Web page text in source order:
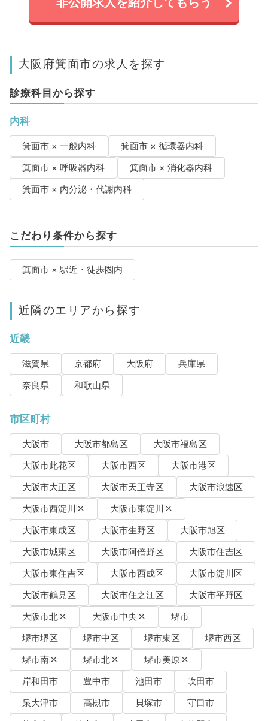
大阪府箕面市の求人を探す
診療科目から探す
内科
箕面市 × 一般内科
箕面市 × 循環器内科
箕面市 × 呼吸器内科
箕面市 × 消化器内科
箕面市 × 内分泌・代謝内科
こだわり条件から探す
箕面市 × 駅近・徒歩圏内
近隣のエリアから探す
近畿
滋賀県 京都府 大阪府
兵庫県
奈良県
和歌山県
市区町村
大阪市 大阪市都島区
大阪市福島区
大阪市此花区
大阪市西区
大阪市港区
大阪市大正区
大阪市天王寺区
大阪市浪速区
大阪市西淀川区
大阪市東淀川区
大阪市東成区
大阪市生野区
大阪市旭区
大阪市城東区
大阪市阿倍野区
大阪市住吉区
大阪市東住吉区
大阪市西成区
大阪市淀川区
大阪市鶴見区
大阪市住之江区
大阪市平野区
大阪市北区
大阪市中央区
堺市
堺市堺区
堺市中区 堺市東区
堺市西区
堺市南区
堺市北区
堺市美原区
岸和田市
豊中市 池田市
吹田市
泉大津市
高槻市 貝塚市
守口市